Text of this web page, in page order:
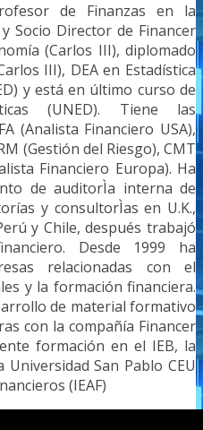
de Finanzas en la
Socio Director de Financer
(Carlos III), diplomado
III), DEA en Estadística
y está en último curso de
(UNED). Tiene las
(Analista Financiero USA),
(Gestión del Riesgo), CMT
Financiero Europa). Ha
de auditorÌa interna de
y consultorÌas en U.K.,
y Chile, después trabajó
Desde 1999 ha
relacionadas con el
y la formación financiera.
de material formativo
con la compañía Financer
formación en el IEB, la
San Pablo CEU
(IEAF)